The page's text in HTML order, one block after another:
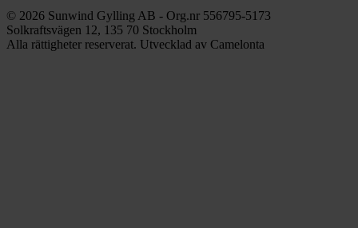
© 2026 Sunwind Gylling AB - Org.nr 556795-5173
Solkraftsvägen 12, 135 70 Stockholm
Alla rättigheter reserverat. Utvecklad av Camelonta